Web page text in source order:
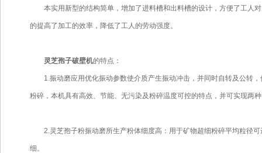
本实用新型的结构简单，增加了进料槽和出料槽的设计，方便了工人
的提高了加工的效率，降低了工人的劳动强度。
灵芝孢子破壁机的特点：
1.振动磨应用优化振动参数使介质产生振动冲击，并同时自转及公转，
粉碎，本机具有高效、节能、无污染及粉碎温度可控的特点，并可实现两
2.灵芝孢子粉振动磨所生产粉体细度高：用于矿物超细粉碎平均粒径可
细。